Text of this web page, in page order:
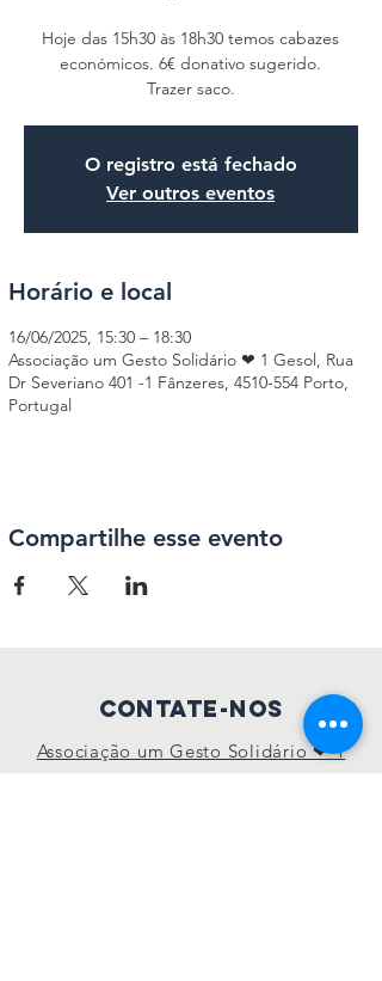
Hoje das 15h30 às 18h30 temos cabazes
económicos. 6€ donativo sugerido.
Trazer saco.
O registro está fechado
Ver outros eventos
Horário e local
16/06/2025, 15:30 – 18:30
Associação um Gesto Solidário ❤ 1 Gesol, Rua
Dr Severiano 401 -1 Fânzeres, 4510-554 Porto,
Portugal
Compartilhe esse evento
Contate-nos
Associação um Gesto Solidário ❤ 1